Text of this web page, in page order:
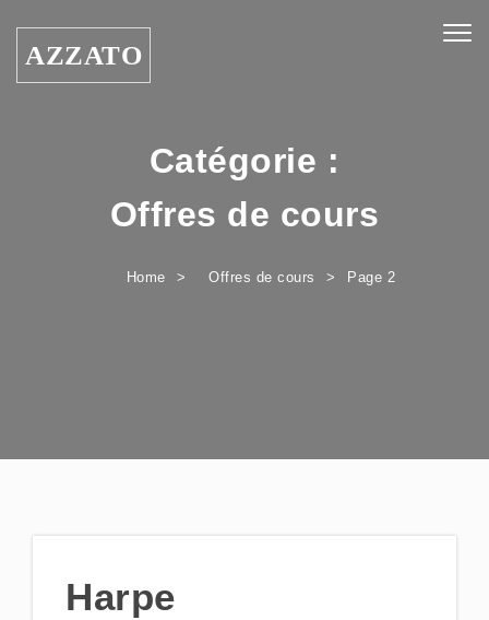
AZZATO
Catégorie :
Offres de cours
Home Offres de cours Page 2
Harpe